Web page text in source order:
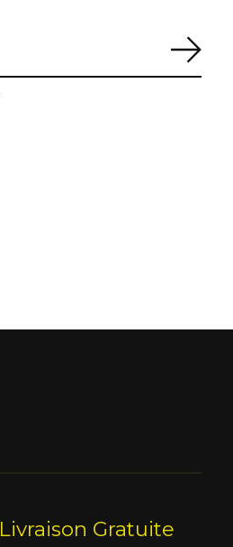
Livraison Gratuite